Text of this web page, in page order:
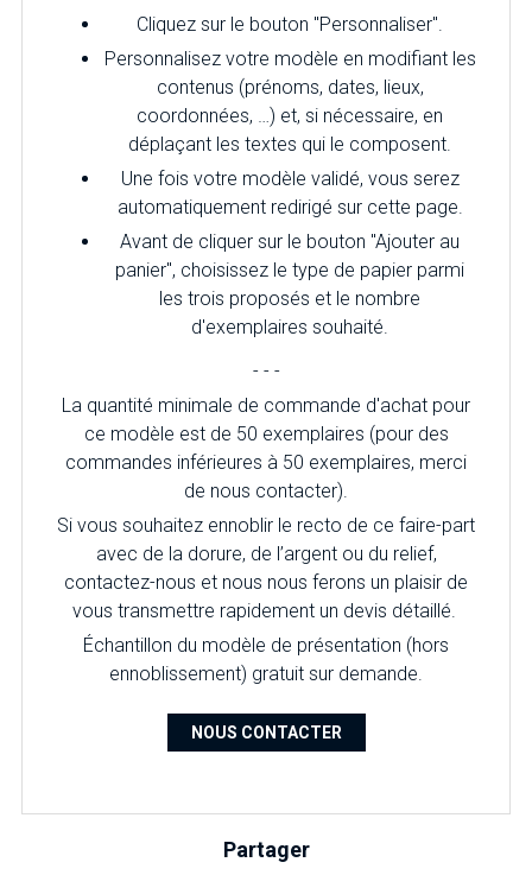
Cliquez sur le bouton "Personnaliser".
Personnalisez votre modèle en modifiant les
contenus (prénoms, dates, lieux,
coordonnées, …) et, si nécessaire, en
déplaçant les textes qui le composent.
Une fois votre modèle validé, vous serez
automatiquement redirigé sur cette page.
Avant de cliquer sur le bouton "Ajouter au
panier", choisissez le type de papier parmi
les trois proposés et le nombre
d'exemplaires souhaité.
- - -
La quantité minimale de commande d'achat pour
ce modèle est de 50 exemplaires (pour des
commandes inférieures à 50 exemplaires, merci
de nous contacter).
Si vous souhaitez ennoblir le recto de ce faire-part
avec de la dorure, de l’argent ou du relief,
contactez-nous et nous nous ferons un plaisir de
vous transmettre rapidement un devis détaillé.
Échantillon du modèle de présentation (hors
ennoblissement) gratuit sur demande.
NOUS CONTACTER
Partager